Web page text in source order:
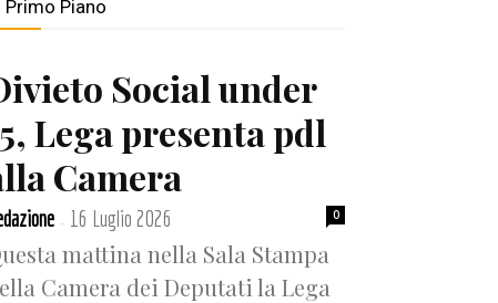
Primo Piano
Social under
Lega presenta pdl
Camera
- 16 Luglio 2026 0
mattina nella Sala Stampa
Camera dei Deputati la Lega